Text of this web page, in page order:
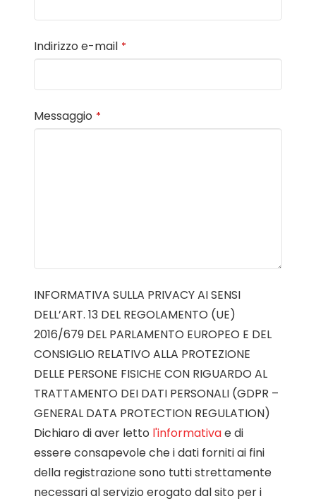
Indirizzo e-mail *
Messaggio *
INFORMATIVA SULLA PRIVACY AI SENSI
DELL’ART. 13 DEL REGOLAMENTO (UE)
2016/679 DEL PARLAMENTO EUROPEO E DEL
CONSIGLIO RELATIVO ALLA PROTEZIONE
DELLE PERSONE FISICHE CON RIGUARDO AL
TRATTAMENTO DEI DATI PERSONALI (GDPR –
GENERAL DATA PROTECTION REGULATION)
Dichiaro di aver letto l'informativae di
essere consapevole che i dati forniti ai fini
della registrazione sono tutti strettamente
necessari al servizio erogato dal sito per i